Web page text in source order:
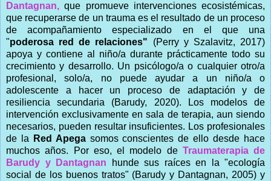
Dantagnan, que promueve intervenciones ecosistémicas,
que recuperarse de un trauma es el resultado de un proceso
de acompañamiento especializado en el que una
"poderosa red de relaciones" (Perry y Szalavitz, 2017)
apoya y contiene al niño/a durante prácticamente todo su
crecimiento y desarrollo. Un psicólogo/a o cualquier otro/a
profesional, solo/a, no puede ayudar a un niño/a o
adolescente a hacer un proceso de adaptación y de
resiliencia secundaria (Barudy, 2020). Los modelos de
intervención exclusivamente en sala de terapia, aun siendo
necesarios, pueden resultar insuficientes. Los profesionales
de la
Red Apegasomos conscientes de ello desde hace
muchos años. Por eso, el modelo de Traumaterapia de
Barudy y Dantagnan hunde sus raíces en la "ecología
social de los buenos tratos" (Barudy y Dantagnan, 2005) y